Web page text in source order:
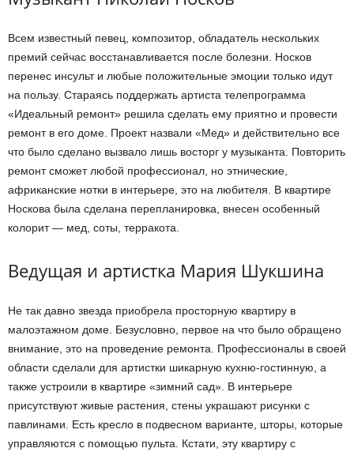
Всем известный певец, композитор, обладатель нескольких
премий сейчас восстанавливается после болезни. Носков
перенес инсульт и любые положительные эмоции только идут
на пользу. Стараясь поддержать артиста телепрограмма
«Идеальный ремонт» решила сделать ему приятно и провести
ремонт в его доме. Проект назвали «Мед» и действительно все
что было сделано вызвало лишь восторг у музыканта. Повторить
ремонт сможет любой профессионал, но этнические,
африканские нотки в интерьере, это на любителя. В квартире
Носкова была сделана перепланировка, внесен особенный
колорит — мед, соты, терракота.
Ведущая и артистка Мария Шукшина
Не так давно звезда приобрела просторную квартиру в
малоэтажном доме. Безусловно, первое на что было обращено
внимание, это на проведение ремонта. Профессионалы в своей
области сделали для артистки шикарную кухню-гостинную, а
также устроили в квартире «зимний сад». В интерьере
присутствуют живые растения, стены украшают рисунки с
павлинами. Есть кресло в подвесном варианте, шторы, которые
управляются с помощью пульта. Кстати, эту квартиру с